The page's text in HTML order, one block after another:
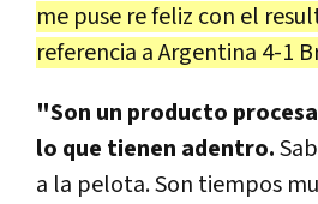
me puse re feliz con el
referencia a Argentina 4-1
"Son un producto
lo que tienen adentro.
a la pelota. Son tiempos